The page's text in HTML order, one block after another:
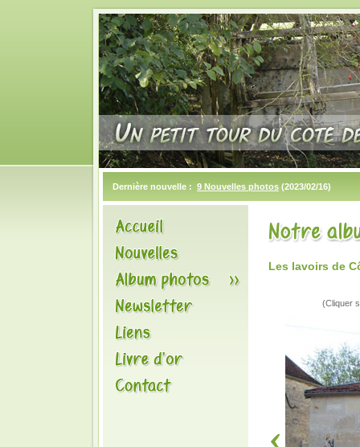
Dernière nouvelle : 9 Nouvelles photos (2023/02/16)
Les lavoirs de
(Cliquer